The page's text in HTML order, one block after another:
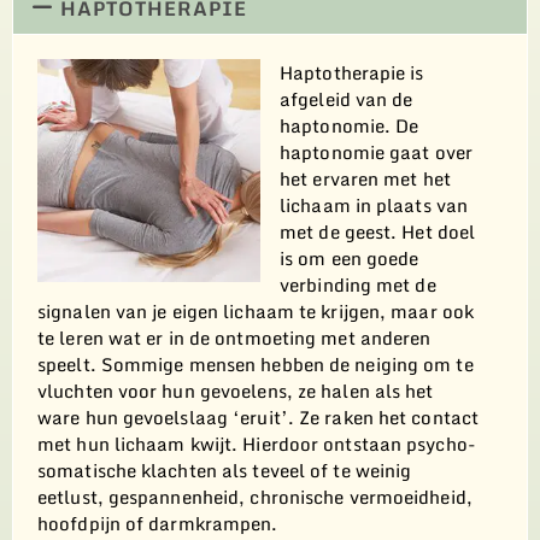
HAPTOTHERAPIE
Haptotherapie is
afgeleid van de
haptonomie. De
haptonomie gaat over
het ervaren met het
lichaam in plaats van
met de geest. Het doel
is om een goede
verbinding met de
signalen van je eigen lichaam te krijgen, maar ook
te leren wat er in de ontmoeting met anderen
speelt. Sommige mensen hebben de neiging om te
vluchten voor hun gevoelens, ze halen als het
ware hun gevoelslaag ‘eruit’. Ze raken het contact
met hun lichaam kwijt. Hierdoor ontstaan psycho-
somatische klachten als teveel of te weinig
eetlust, gespannenheid, chronische vermoeidheid,
hoofdpijn of darmkrampen.